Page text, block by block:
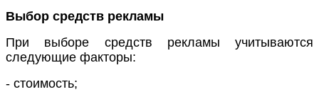
Выбор средств рекламы
При выборе средств рекламы учитываются
следующие факторы:
- стоимость;